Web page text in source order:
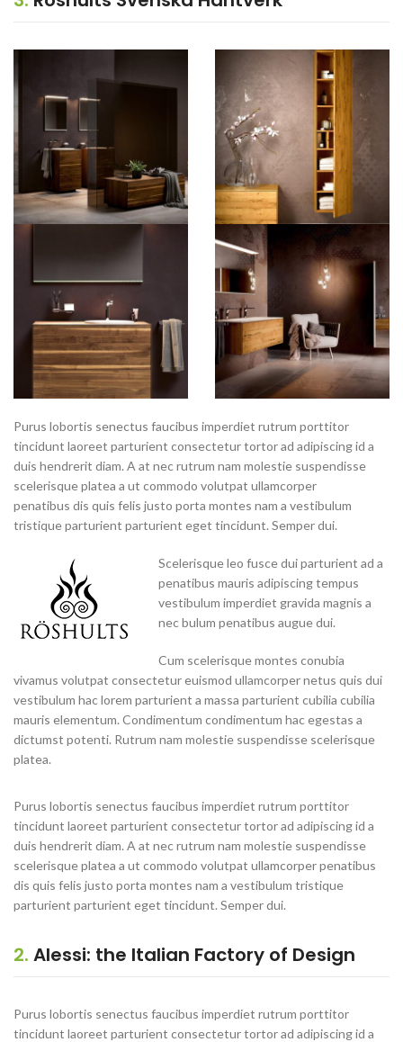
Purus lobortis senectus faucibus imperdiet rutrum porttitor
tincidunt laoreet parturient consectetur tortor ad adipiscing id a
duis hendrerit diam. A at nec rutrum nam molestie suspendisse
scelerisque platea a ut commodo volutpat ullamcorper
penatibus dis quis felis justo porta montes nam a vestibulum
tristique parturient parturient eget tincidunt. Semper dui.
Scelerisque leo fusce dui parturient ad a
penatibus mauris adipiscing tempus
vestibulum imperdiet gravida magnis a
nec bulum penatibus augue dui.
Cum scelerisque montes conubia
vivamus volutpat consectetur euismod ullamcorper netus quis dui
vestibulum hac lorem parturient a massa parturient cubilia cubilia
mauris elementum. Condimentum condimentum hac egestas a
dictumst potenti. Rutrum nam molestie suspendisse scelerisque
platea.
Purus lobortis senectus faucibus imperdiet rutrum porttitor
tincidunt laoreet parturient consectetur tortor ad adipiscing id a
duis hendrerit diam. A at nec rutrum nam molestie suspendisse
scelerisque platea a ut commodo volutpat ullamcorper penatibus
dis quis felis justo porta montes nam a vestibulum tristique
parturient parturient eget tincidunt. Semper dui.
2. Alessi: the Italian Factory of Design
Purus lobortis senectus faucibus imperdiet rutrum porttitor
tincidunt laoreet parturient consectetur tortor ad adipiscing id a